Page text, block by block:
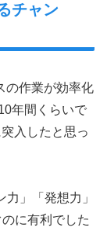
チャン
の作業が効率化
年間くらいで
入したと思っ
」「発想力」
に有利でした